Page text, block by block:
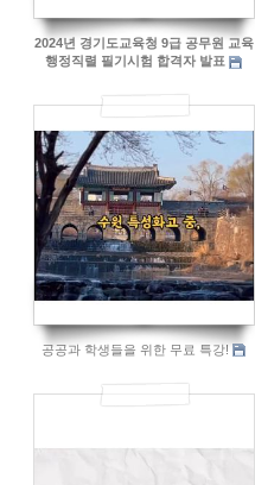
2024년 경기도교육청 9급 공무원 교육
행정직렬 필기시험 합격자 발표
748
공공과 학생들을 위한 무료 특강!